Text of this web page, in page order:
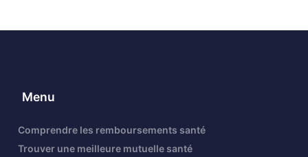
Menu
Comprendre les remboursements santé
Trouver une meilleure mutuelle santé